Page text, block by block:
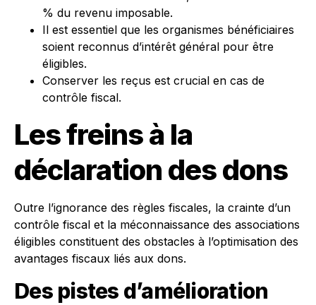
% du revenu imposable.
Il est essentiel que les organismes bénéficiaires
soient reconnus d’intérêt général pour être
éligibles.
Conserver les reçus est crucial en cas de
contrôle fiscal.
Les freins à la
déclaration des dons
Outre l’ignorance des règles fiscales, la crainte d’un
contrôle fiscal et la méconnaissance des associations
éligibles constituent des obstacles à l’optimisation des
avantages fiscaux liés aux dons.
Des pistes d’amélioration